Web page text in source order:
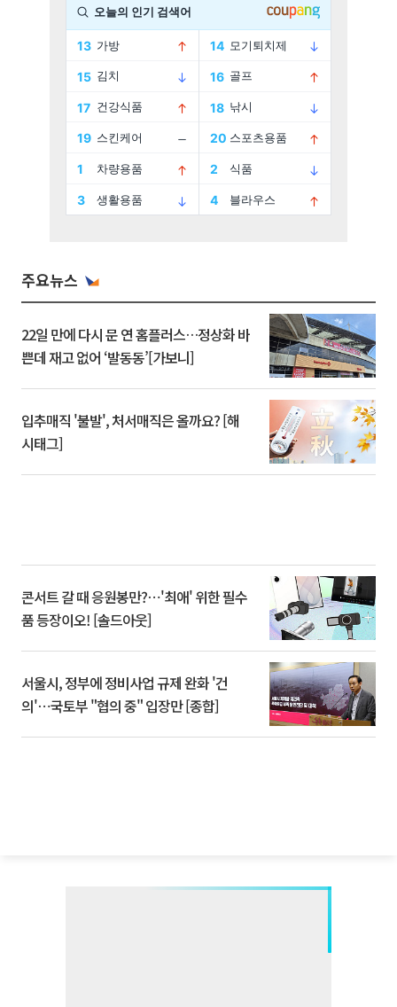
주요뉴스
22일 만에 다시 문 연 홈플러스…정상화 바
쁜데 재고 없어 ‘발동동’[가보니]
입추매직 '불발', 처서매직은 올까요? [해
시태그]
콘서트 갈 때 응원봉만?⋯'최애' 위한 필수
품 등장이오! [솔드아웃]
서울시, 정부에 정비사업 규제 완화 '건
의'⋯국토부 "협의 중" 입장만 [종합]